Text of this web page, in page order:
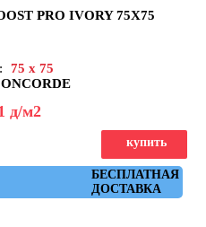
PRO IVORY 75X75
75 x 75
д/м2
БЕСПЛАТНАЯ
ДОСТАВКА
купить